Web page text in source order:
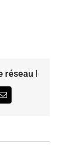
réseau !
Email